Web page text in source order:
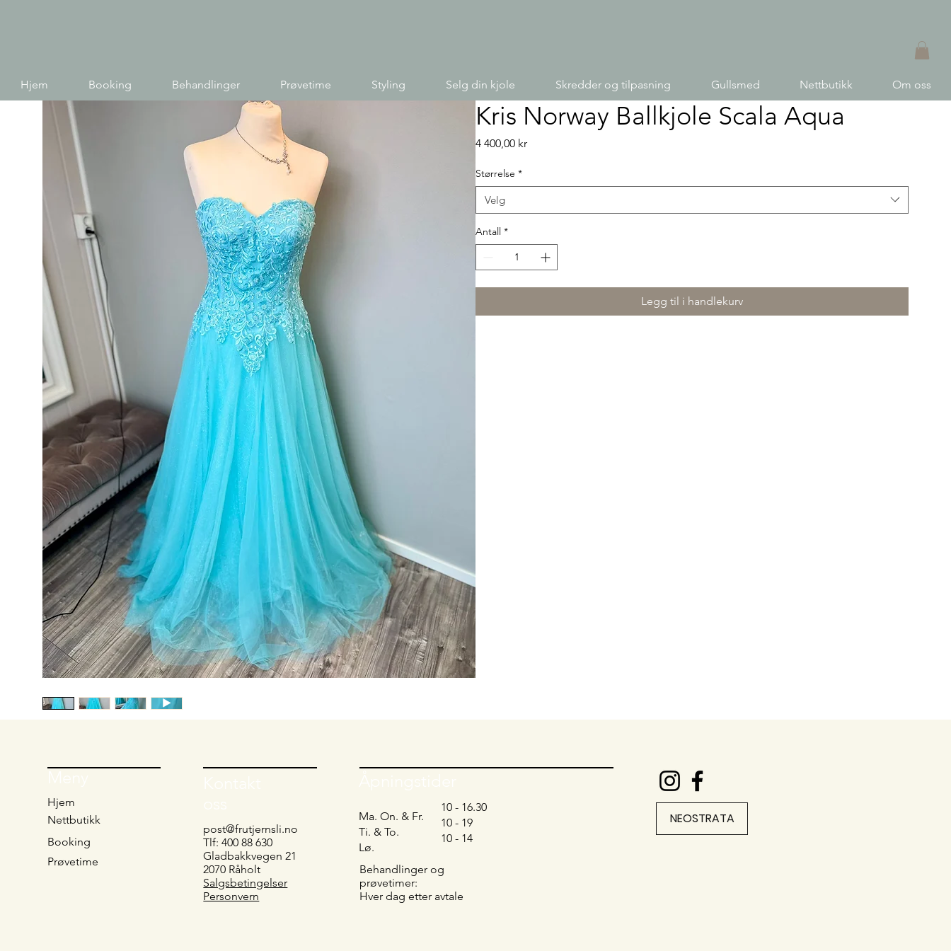
Hjem Booking Behandlinger Prøvetime Styling Selg din kjole Skredder og tilpasning Gullsmed Nettbutikk Om oss
Kris Norway Ballkjole Scala Aqua
4 400,00 krPris
Størrelse *
Velg
Antall *
Legg til i handlekurv
post@frutjernsli.no
Tlf: 400 88 630
Gladbakkvegen 21
2070 Råholt
Salgsbetingelser
Personvern
Hjem
Nettbutikk
Booking
Prøvetime
NEOSTRATA
Ma. On. & Fr.
Ti. & To.
Lø.
10 - 16.30
10 - 19
10 - 14
Behandlinger og
prøvetimer:
Hver dag etter avtale